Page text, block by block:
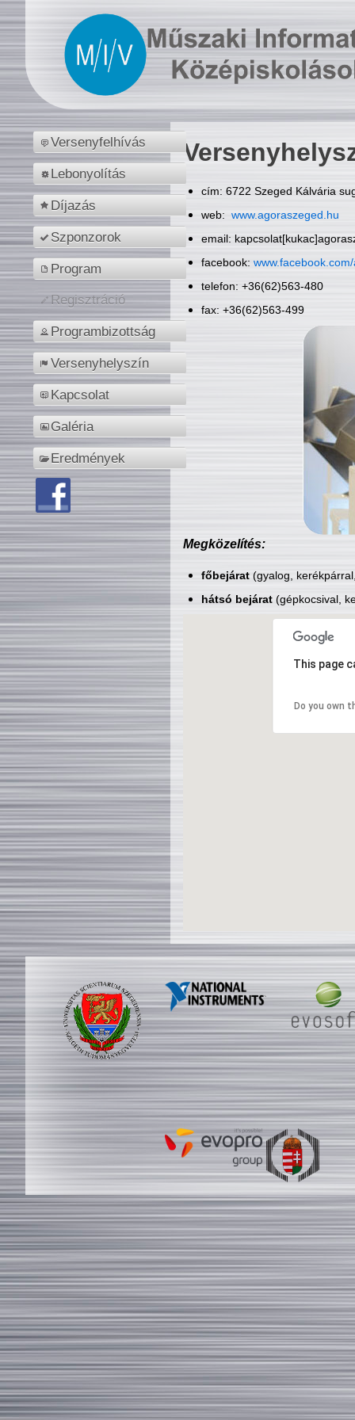
Versenyfelhívás
Lebonyolítás
Díjazás
Szponzorok
Program
Regisztráció
Programbizottság
Versenyhelyszín
Kapcsolat
Galéria
Eredmények
cím: 6722 Szeged Kálvária
web: www.agoraszeged.hu
email:
facebook:
telefon: +36(62)563-480
fax: +36(62)563-499
Megközelítés:
főbejárat(gyalog,
hátsó bejárat(gépkocsival,
This page
Do you own